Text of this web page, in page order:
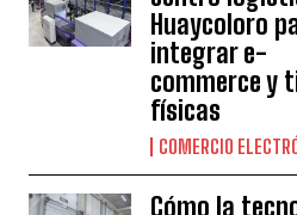
Huaycoloro
integrar e-
commerce y
físicas
COMERCIO
Cómo la